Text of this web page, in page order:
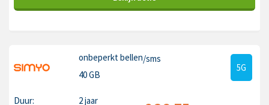
onbeperkt bellen/sms
40 GB
5G
Duur: 2 jaar